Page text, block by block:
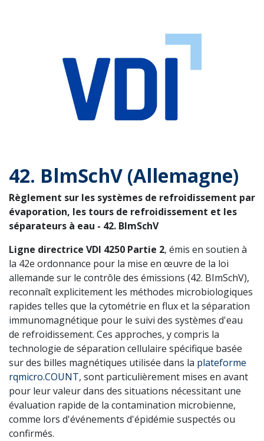
42. BlmSchV (Allemagne)
Règlement sur les systèmes de refroidissement par
évaporation, les tours de refroidissement et les
séparateurs à eau - 42. BImSchV
Ligne directrice VDI 4250 Partie 2, émis en soutien à
la 42e ordonnance pour la mise en œuvre de la loi
allemande sur le contrôle des émissions (42. BImSchV),
reconnaît explicitement les méthodes microbiologiques
rapides telles que la cytométrie en flux et la séparation
immunomagnétique pour le suivi des systèmes d'eau
de refroidissement. Ces approches, y compris la
technologie de séparation cellulaire spécifique basée
sur des billes magnétiques utilisée dans la plateforme
rqmicro.COUNT, sont particulièrement mises en avant
pour leur valeur dans des situations nécessitant une
évaluation rapide de la contamination microbienne,
comme lors d'événements d'épidémie suspectés ou
confirmés.